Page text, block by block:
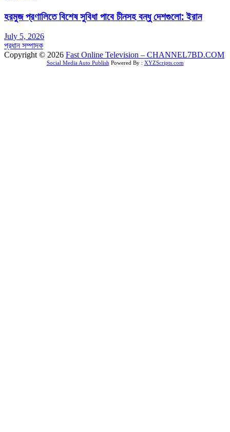
হরমুজ প্রণালিতে বিশেষ সুবিধা পাবে চীনসহ বন্ধু দেশগুলো: ইরান
July 5, 2026
প্রধান সম্পাদক
Copyright © 2026 Fast Online Television – CHANNEL7BD.COM
Social Media Auto Publish Powered By : XYZScripts.com